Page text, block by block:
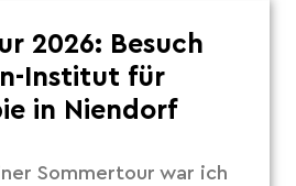
2026: Besuch
Institut für
in Niendorf
Sommertour war ich